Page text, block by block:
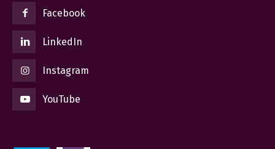
Facebook
LinkedIn
Instagram
YouTube